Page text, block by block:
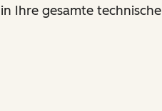
Ihre gesamte technische